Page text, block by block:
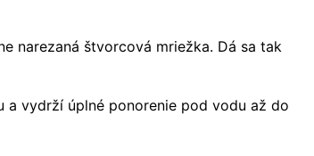
narezaná štvorcová mriežka. Dá sa tak
a vydrží úplné ponorenie pod vodu až do